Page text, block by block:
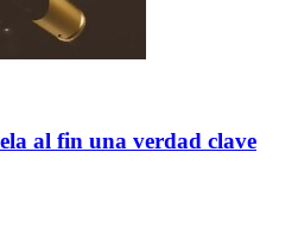
al fin una verdad clave